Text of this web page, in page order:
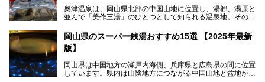
奥津温泉は、岡山県北部の中国山地に位置し、湯郷、湯原と
並んで「美作三湯」のひとつとして知られる温泉地。その泉
す。
この記事では、奥津温泉で宿泊におすすめの宿、観光スポッ
を存分に味わい、癒しの旅を楽しんでくださいね。
岡山県のスーパー銭湯おすすめ15選 【2025年最新
版】
岡山県は中国地方の瀬戸内海側、兵庫県と広島県の間に位置
しています。県内は山陰地方につながる中国山地と盆地から